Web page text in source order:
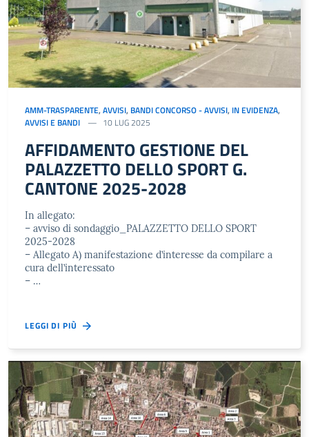
AMM-TRASPARENTE, AVVISI, BANDI CONCORSO - AVVISI, IN EVIDENZA,
AVVISI E BANDI
10 LUG 2025
AFFIDAMENTO GESTIONE DEL
PALAZZETTO DELLO SPORT G.
CANTONE 2025-2028
In allegato:
– avviso di sondaggio_PALAZZETTO DELLO SPORT
2025-2028
– Allegato A) manifestazione d’interesse da compilare a
cura dell’interessato
– …
LEGGI DI PIÙ